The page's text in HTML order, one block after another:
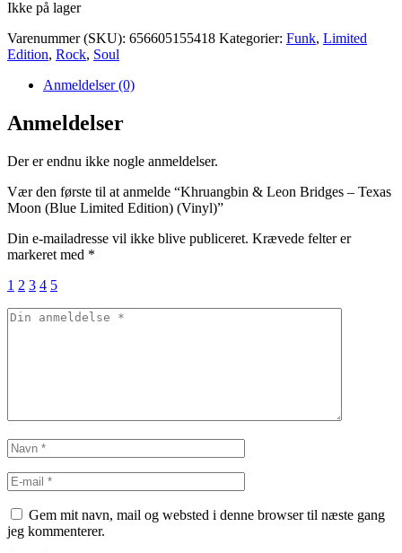
Ikke på lager
Varenummer (SKU): 656605155418 Kategorier: Funk, Limited
Edition, Rock, Soul
Anmeldelser (0)
Anmeldelser
Der er endnu ikke nogle anmeldelser.
Vær den første til at anmelde “Khruangbin & Leon Bridges – Texas
Moon (Blue Limited Edition) (Vinyl)”
Din e-mailadresse vil ikke blive publiceret. Krævede felter er
markeret med *
1 2 3 4 5
Gem mit navn, mail og websted i denne browser til næste gang
jeg kommenterer.